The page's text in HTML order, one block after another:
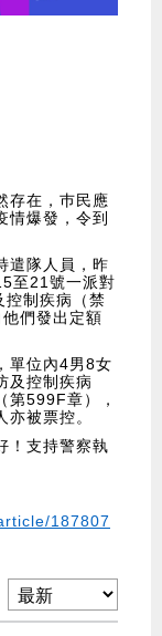
存在，巿民應
情爆發，令到
遣隊人員，昨
至21號一派對
控制疾病（禁
們發出定額
單位內4男8女
及控制疾病
第599F章），
被票控。
！支持警察執
187807